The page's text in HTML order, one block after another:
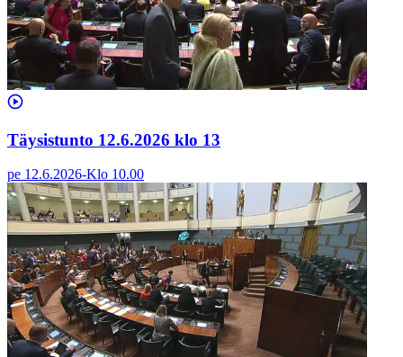
Täysistunto 12.6.2026 klo 13
pe 12.6.2026-Klo 10.00